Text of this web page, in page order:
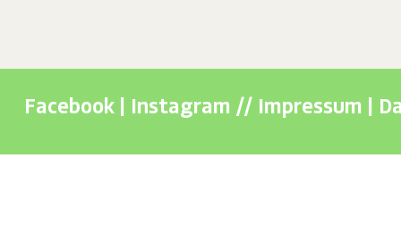
Facebook| Instagram // Impressum |